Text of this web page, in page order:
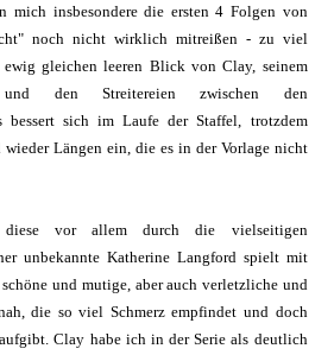
mich insbesondere die ersten 4 Folgen von
noch nicht wirklich mitreißen - zu viel
gleichen leeren Blick von Clay, seinem
und den Streitereien zwischen den
bessert sich im Laufe der Staffel, trotzdem
Längen ein, die es in der Vorlage nicht
diese vor allem durch die vielseitigen
unbekannte Katherine Langford spielt mit
und mutige, aber auch verletzliche und
die so viel Schmerz empfindet und doch
Clay habe ich in der Serie als deutlich